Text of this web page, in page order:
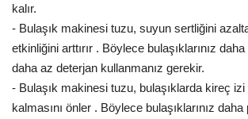
kalır.
- Bulaşık makinesi tuzu, suyun sertliğini
etkinliğini arttırır . Böylece bulaşıklarınız
daha az deterjan kullanmanız gerekir.
- Bulaşık makinesi tuzu, bulaşıklarda kireç
kalmasını önler . Böylece bulaşıklarınız